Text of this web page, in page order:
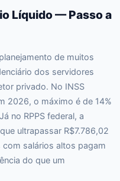
Líquido — Passo a
de muitos
dos servidores
privado. No INSS
2026, o máximo é de 14%
no RPPS federal, a
ultrapassar R$7.786,02
salários altos pagam
do que um